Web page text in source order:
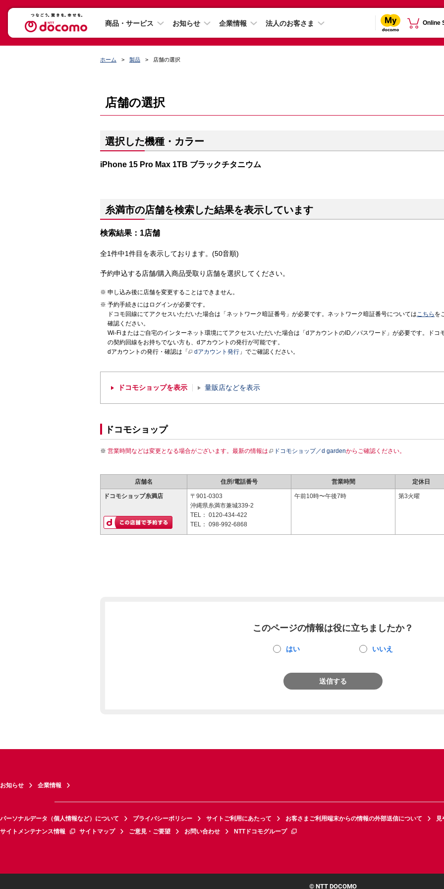
商品・サービス お知らせ 企業情報 法人のお客さま Online
ホーム 製品 店舗の選択
店舗の選択
選択した機種・カラー
iPhone 15 Pro Max 1TB ブラックチタニウム
糸満市の店舗を検索した結果を表示しています
検索結果：1店舗
全1件中1件目を表示しております。(50音順)
予約申込する店舗/購入商品受取り店舗を選択してください。
申し込み後に店舗を変更することはできません。
予約手続きにはログインが必要です。
ドコモ回線にてアクセスいただいた場合は「ネットワーク暗証番号」が必要です。ネットワーク暗証番号についてはこちら を
確認ください。
Wi-Fiまたはご自宅のインターネット環境にてアクセスいただいた場合は「dアカウントのID／パスワード」が必要です。ドコ
の契約回線をお持ちでない方も、dアカウントの発行が可能です。
dアカウントの発行・確認は「
dアカウント発行 」でご確認ください。
ドコモショップを表示 量販店などを表示
ドコモショップ
営業時間などは変更となる場合がございます。最新の情報は ドコモショップ／d gardenからご確認ください。
店舗名 住所/電話番号 営業時間 定休日
ドコモショップ糸満店
〒901-0303
沖縄県糸満市兼城339-2
TEL： 0120-434-422
TEL： 098-992-6868
午前10時〜午後7時 第3火曜
このページの情報は役に立ちましたか？
はい いいえ
送信する
お知らせ 企業情報
パーソナルデータ（個人情報など）について プライバシーポリシー サイトご利用にあたって お客さまご利用端末からの情報の外部送信について
見
サイトメンテナンス情報
サイトマップ ご意見・ご要望 お問い合わせ NTTドコモグループ
© NTT DOCOMO